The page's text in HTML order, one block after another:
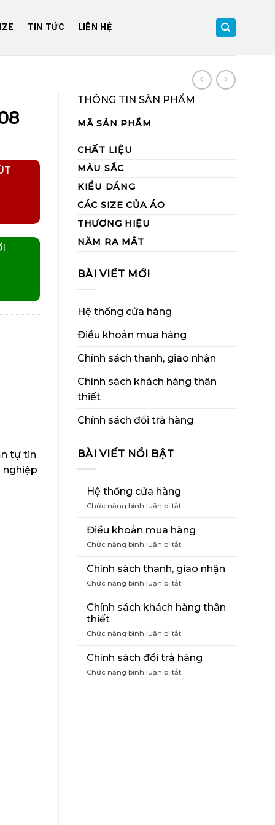
TIN TỨC LIÊN HỆ
THÔNG TIN SẢN PHẨM
MÃ SẢN PHẨM
CHẤT LIỆU
MÀU SẮC
KIỂU DÁNG
CÁC SIZE CỦA ÁO
THƯƠNG HIỆU
NĂM RA MẮT
BÀI VIẾT MỚI
Hệ thống cửa hàng
Điều khoản mua hàng
Chính sách thanh, giao nhận
Chính sách khách hàng thân
thiết
Chính sách đổi trả hàng
BÀI VIẾT NỔI BẬT
Hệ thống cửa hàng
Chức năng bình luận bị tắtở
thống
cửa
hàng
Điều khoản mua hàng
Chức năng bình luận bị tắtở
khoản
mua
hàng
Chính sách thanh, giao nhận
Chức năng bình luận bị tắtở
sách
thanh,
nhận
Chính sách khách hàng thân
thiết
Chức năng bình luận bị tắtở
sách
khách
hàng
Chính sách đổi trả hàng
Chức năng bình luận bị tắtở
tự tin
nghiệp